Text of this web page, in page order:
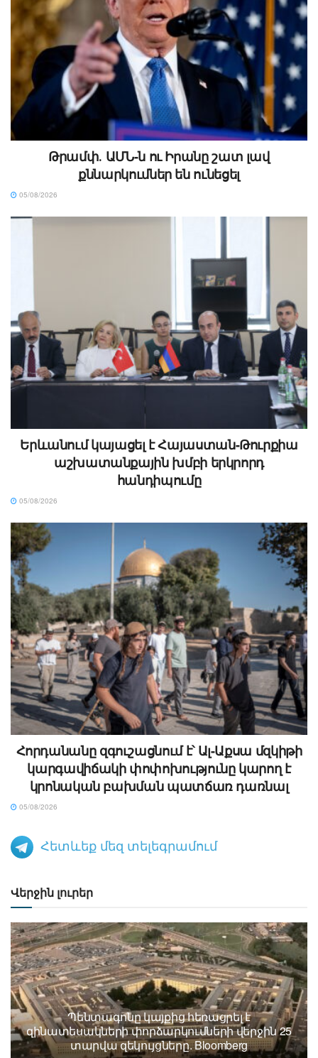
Թրամփ․ ԱՄՆ-ն ու Իրանը շատ լավ
քննարկումներ են ունեցել
05/08/2026
Երևանում կայացել է Հայաստան-Թուրքիա
աշխատանքային խմբի երկրորդ
հանդիպումը
05/08/2026
Հորդանանը զգուշացնում է՝ Ալ-Աքսա մզկիթի
կարգավիճակի փոփոխությունը կարող է
կրոնական բախման պատճառ դառնալ
05/08/2026
Հետևեք մեզ տելեգրամում
Վերջին լուրեր
Պենտագոնը կայքից հեռացրել է
զինատեսակների փորձարկումների վերջին 25
տարվա զեկույցները. Bloomberg